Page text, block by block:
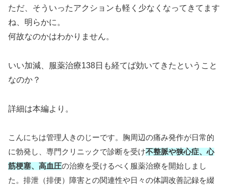
ただ、そういったアクションも軽く少なくなってきてます
ね、明らかに。
何故なのかはわかりません。
いい加減、服薬治療138日も経てば効いてきたということ
なのか？
詳細は本編より。
こんにちは管理人きのじーです。胸周辺の痛み発作が日常的
に勃発し、専門クリニックで診断を受け不整脈や狭心症、心
筋梗塞、高血圧の治療を受けるべく服薬治療を開始しまし
た。排泄（排便）障害との関連性や日々の体調改善記録を綴